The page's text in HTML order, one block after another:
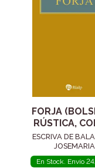
FORJA
RÚSTICA,
ESCRIVA DE
JOSEMARIA
En Stock. Envío